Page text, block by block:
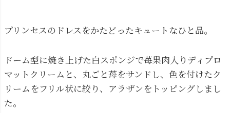
プリンセスのドレスをかたどったキュートなひと品。
ドーム型に焼き上げた白スポンジで苺果肉入りディプロ
マットクリームと、丸ごと苺をサンドし、色を付けたク
リームをフリル状に絞り、アラザンをトッピングしまし
た。